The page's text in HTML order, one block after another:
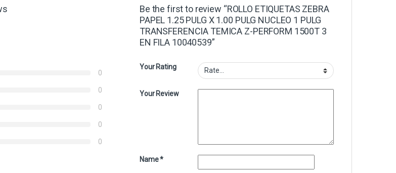
0
0
0
0
0
Be the first to review “ROLLO ETIQUETAS ZEBRA
PAPEL 1.25 PULG X 1.00 PULG NUCLEO 1 PULG
TRANSFERENCIA TEMICA Z-PERFORM 1500T 3
EN FILA 10040539”
Your Rating
Your Review
Name*